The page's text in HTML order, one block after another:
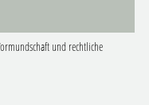
und rechtliche